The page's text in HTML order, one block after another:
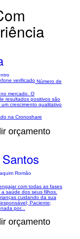
Número de
mercado. O
resultados positivos são
crescimento qualitativo
na Cronoshare
orçamento
Romão
com todas as fases
saúde dos seus filhos.
cuidando da sua
Paciente;
por...
orçamento